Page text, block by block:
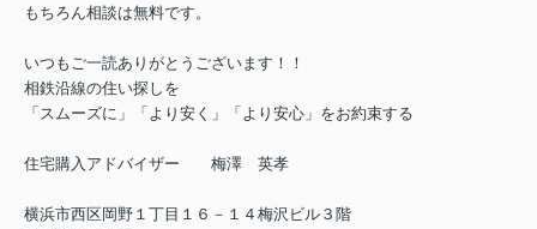
もちろん相談は無料です。
いつもご一読ありがとうございます！！
相鉄沿線の住い探しを
「スムーズに」「より安く」「より安心」をお約束する
住宅購入アドバイザー 梅澤 英孝
横浜市西区岡野１丁目１６－１４梅沢ビル３階